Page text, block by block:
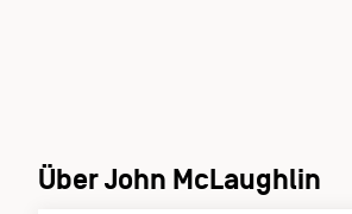
Über John McLaughlin